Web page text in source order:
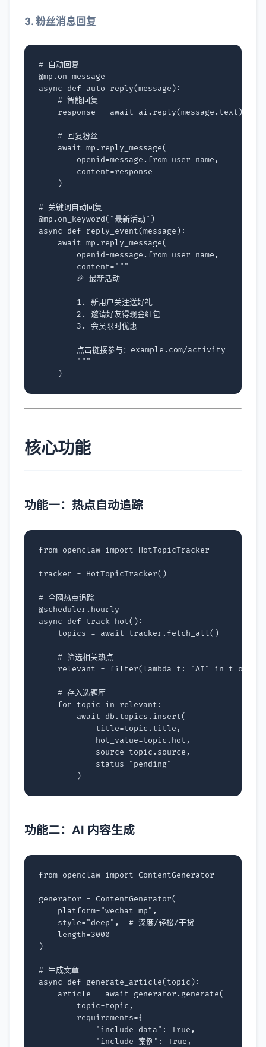
3. 粉丝消息回复
# 自动回复
@mp . on_message
async
def auto_reply(message ):
# 智能回复
response
= await ai . reply(message . text )
# 回复粉丝
await mp . reply_message(
openid=message . from_user_name ,
content=response
)
# 关键词自动回复
@mp . on_keyword( "最新活动" )
async
def reply_event(message ):
await mp . reply_message(
openid=message . from_user_name ,
content="""
        🎉 最新活动
        1. 新用户关注送好礼
        2. 邀请好友得现金红包
        3. 会员限时优惠
        点击链接参与：example.com/activity
        """
)
核心功能
功能一：热点自动追踪
from openclaw import HotTopicTracker
tracker = HotTopicTracker()
# 全网热点追踪
@scheduler . hourly
async
def track_hot():
topics
= await tracker . fetch_all()
# 筛选相关热点
relevant
= filter(lambda t : "AI" in t or
# 存入选题库
for
topic in relevant :
await
db . topics . insert(
title=topic . title ,
hot_value=topic . hot ,
source=topic . source ,
status="pending"
)
功能二：AI 内容生成
from openclaw import ContentGenerator
generator = ContentGenerator(
platform="wechat_mp" ,
style="deep" ,
# 深度/轻松/干货
length=3000
)
# 生成文章
async
def generate_article( topic ):
article
= await generator . generate(
topic=topic ,
requirements={
"include_data" : True ,
"include_案例" : True ,